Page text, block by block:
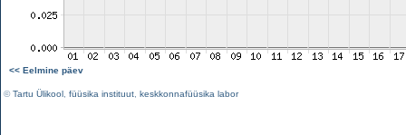
<< Eelmine päev
©Tartu Ülikool füüsika instituut keskkonnafüüsika labor